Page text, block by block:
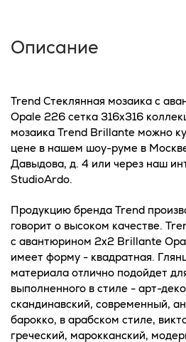
Описание
Trend Стеклянная мозаика с
Opale 226 сетка 316х316
мозаика Trend Brillante можно
цене в нашем шоу-руме в
Давыдова, д. 4 или через наш
StudioArdo.
Продукцию бренда Trend
говорит о высоком качестве.
с авантюрином 2x2 Brillante
имеет форму - квадратная.
материала отлично подойдет
выполненного в стиле - арт-
скандинавский, современный,
барокко, в арабском стиле,
греческий, марокканский,